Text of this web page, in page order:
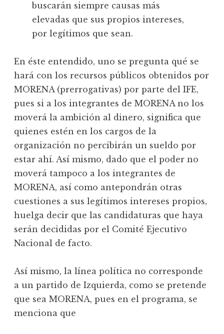
buscarán siempre causas más
elevadas que sus propios intereses,
por legítimos que sean.
En éste entendido, uno se pregunta qué se
hará con los recursos públicos obtenidos por
MORENA (prerrogativas) por parte del IFE,
pues si a los integrantes de MORENA no los
moverá la ambición al dinero, significa que
quienes estén en los cargos de la
organización no percibirán un sueldo por
estar ahí. Así mismo, dado que el poder no
moverá tampoco a los integrantes de
MORENA, así como antepondrán otras
cuestiones a sus legítimos intereses propios,
huelga decir que las candidaturas que haya
serán decididas por el Comité Ejecutivo
Nacional de facto.
Así mismo, la línea política no corresponde
a un partido de Izquierda, como se pretende
que sea MORENA, pues en el programa, se
menciona que